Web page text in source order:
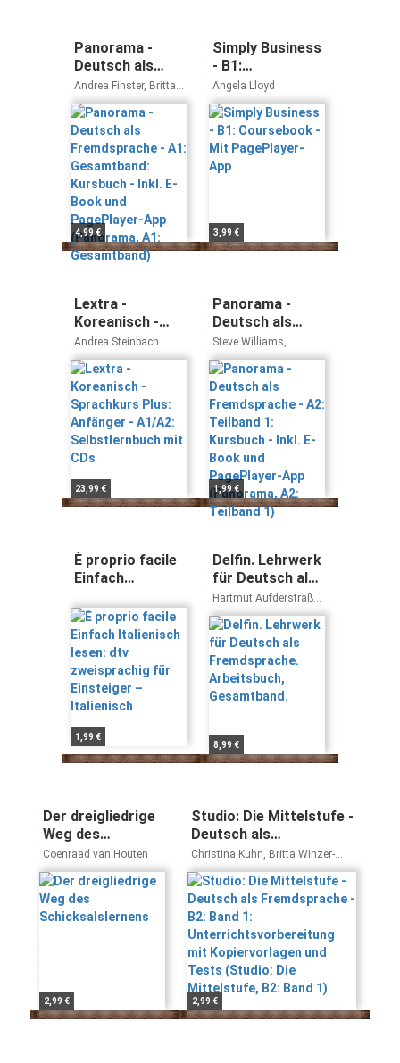
Panorama -
Deutsch als
Fremdsprache -
A1: Gesamtband:
Kursbuch - Inkl.
E-Book und
PagePlayer-App
(Panorama, A1:
Gesamtband)
Andrea Finster, Britta
Winzer-Kiontke, Verena
Paar-Grünbichler,
Friederike Jin
4,99 €
Simply Business
- B1:
Coursebook -
Mit PagePlayer-
App
Angela Lloyd
3,99 €
Lextra -
Koreanisch -
Sprachkurs
Plus: Anfänger -
A1/A2:
Selbstlernbuch
mit CDs
Andrea Steinbach
Young-Ja Beckers-Kim
23,99 €
Panorama -
Deutsch als
Fremdsprache -
A2: Teilband 1:
Kursbuch - Inkl.
E-Book und
PagePlayer-App
(Panorama, A2:
Teilband 1)
Steve Williams,
Friederike Jin, Andrea
Finster, Verena Paar-
Grünbichler, Dagmar
Giersberg
1,99 €
È proprio facile
Einfach
dtv
zweisprachig für
Einsteiger –
Italienisch
1,99 €
Delfin. Lehrwerk
für Deutsch als
Fremdsprache.
Arbeitsbuch,
Gesamtband.
Hartmut Aufderstraße,
Jutta Müller, Thomas
Storz
8,99 €
Der dreigliedrige
Weg des
Schicksalslernens
Coenraad van Houten
2,99 €
Studio: Die Mittelstufe -
Deutsch als
Fremdsprache - B2:
Band 1:
Unterrichtsvorbereitung
mit Kopiervorlagen und
Tests (Studio: Die
Mittelstufe, B2: Band 1)
Christina Kuhn, Britta Winzer-
Kiontke, Nelli Pasemann, Ulrike
Würz
2,99 €